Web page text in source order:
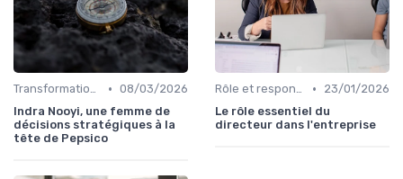
Transformation digitale de l’entreprise • 08/03/2026
Indra Nooyi, une femme de
décisions stratégiques à la
tête de Pepsico
Rôle et responsabilités du CEO •
23/01/2026
Le rôle essentiel du
directeur dans l'entreprise